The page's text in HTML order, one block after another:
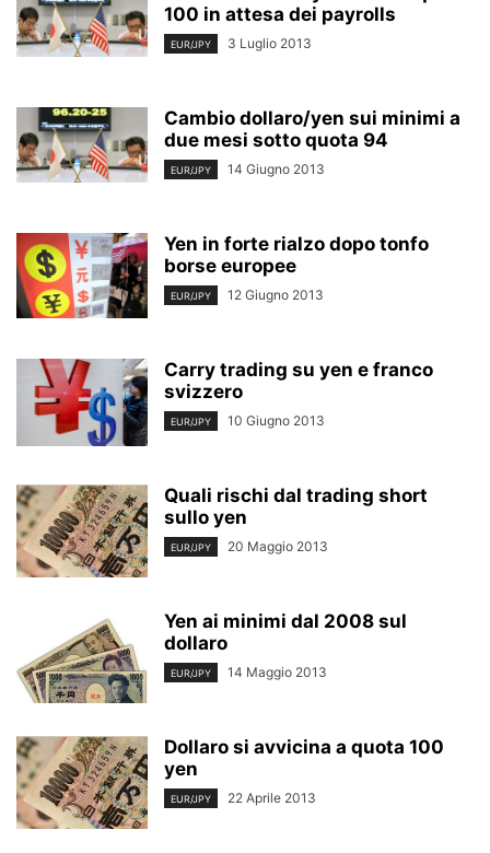
100 in attesa dei payrolls
EUR/JPY 3 Luglio 2013
Cambio dollaro/yen sui minimi a
due mesi sotto quota 94
EUR/JPY 14 Giugno 2013
Yen in forte rialzo dopo tonfo
borse europee
EUR/JPY 12 Giugno 2013
Carry trading su yen e franco
svizzero
EUR/JPY 10 Giugno 2013
Quali rischi dal trading short
sullo yen
EUR/JPY 20 Maggio 2013
Yen ai minimi dal 2008 sul
dollaro
EUR/JPY 14 Maggio 2013
Dollaro si avvicina a quota 100
yen
EUR/JPY 22 Aprile 2013